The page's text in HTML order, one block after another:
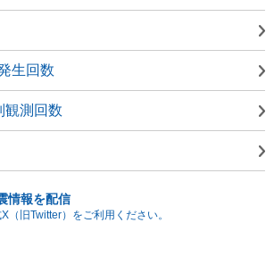
生回数
観測回数
情報を配信
（旧Twitter）をご利用ください。